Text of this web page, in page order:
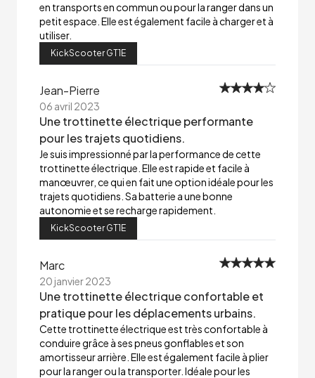
en transports en commun ou pour la ranger dans un
petit espace. Elle est également facile à charger et à
utiliser.
KickScooter GT1E
Jean-Pierre
06 avril 2023
Une trottinette électrique performante
pour les trajets quotidiens.
Je suis impressionné par la performance de cette
trottinette électrique. Elle est rapide et facile à
manœuvrer, ce qui en fait une option idéale pour les
trajets quotidiens. Sa batterie a une bonne
autonomie et se recharge rapidement.
KickScooter GT1E
Marc
20 janvier 2023
Une trottinette électrique confortable et
pratique pour les déplacements urbains.
Cette trottinette électrique est très confortable à
conduire grâce à ses pneus gonflables et son
amortisseur arrière. Elle est également facile à plier
pour la ranger ou la transporter. Idéale pour les